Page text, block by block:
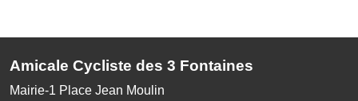
Amicale Cycliste des 3 Fontaines
Mairie-1 Place Jean Moulin